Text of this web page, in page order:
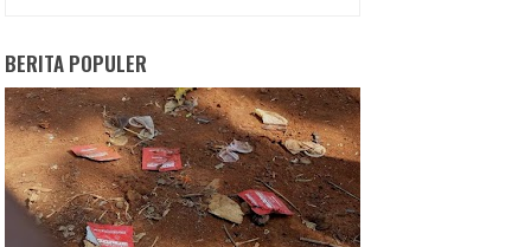
BERITA POPULER